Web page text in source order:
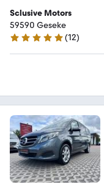
Sclusive Motors
59590 Geseke
5 Sterne
(12)